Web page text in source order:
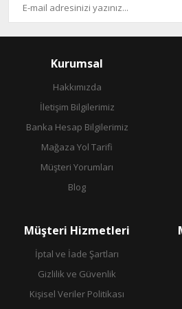
Kurumsal
Hakkımızda
İletişim Bilgilerimiz
Banka Hesap Bilgilerimiz
Mağaza Yol Tarifi
Müşteri Yorumları
Blog
Müşteri Hizmetleri
İptal ve İade Şartları
Gizlilik ve Güvenlik
Kişisel Veriler Politikası